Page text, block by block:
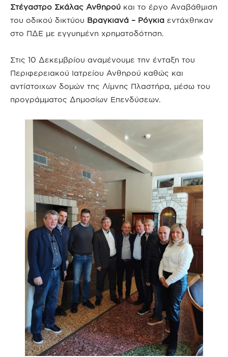
Στέγαστρο Σκάλας Ανθηρού και το έργο Αναβάθμιση
του οδικού δικτύου Βραγκιανά – Ρόγκια εντάχθηκαν
στο ΠΔΕ με εγγυημένη χρηματοδότηση.
Στις 10 Δεκεμβρίου αναμένουμε την ένταξη του
Περιφερειακού Ιατρείου Ανθηρού καθώς και
αντίστοιχων δομών της Λίμνης Πλαστήρα, μέσω του
προγράμματος Δημοσίων Επενδύσεων.